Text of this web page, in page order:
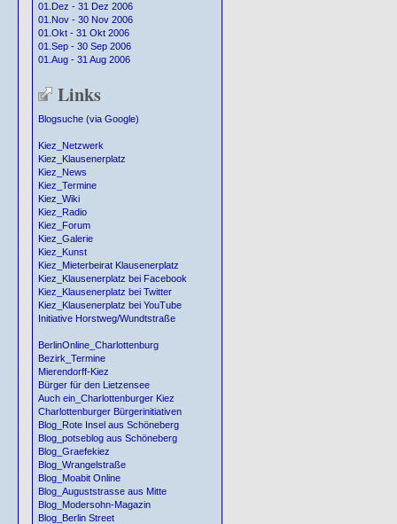
01.Dez - 31 Dez 2006
01.Nov - 30 Nov 2006
01.Okt - 31 Okt 2006
01.Sep - 30 Sep 2006
01.Aug - 31 Aug 2006
Links
Blogsuche (via Google)
Kiez_Netzwerk
Kiez_Klausenerplatz
Kiez_News
Kiez_Termine
Kiez_Wiki
Kiez_Radio
Kiez_Forum
Kiez_Galerie
Kiez_Kunst
Kiez_Mieterbeirat Klausenerplatz
Kiez_Klausenerplatz bei Facebook
Kiez_Klausenerplatz bei Twitter
Kiez_Klausenerplatz bei YouTube
Initiative Horstweg/Wundtstraße
BerlinOnline_Charlottenburg
Bezirk_Termine
Mierendorff-Kiez
Bürger für den Lietzensee
Auch ein_Charlottenburger Kiez
Charlottenburger Bürgerinitiativen
Blog_Rote Insel aus Schöneberg
Blog_potseblog aus Schöneberg
Blog_Graefekiez
Blog_Wrangelstraße
Blog_Moabit Online
Blog_Auguststrasse aus Mitte
Blog_Modersohn-Magazin
Blog_Berlin Street